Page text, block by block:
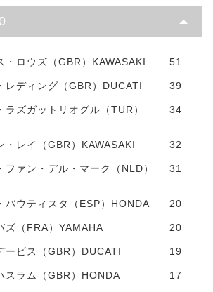
・ロウズ（GBR）KAWASAKI 51
レディング（GBR）DUCATI 39
ラズガットリオグル（TUR）
34
・レイ（GBR）KAWASAKI 32
ファン・デル・マーク（NLD）
31
バウティスタ（ESP）HONDA 20
ズ（FRA）YAMAHA 20
ービス（GBR）DUCATI 19
スラム（GBR）HONDA 17